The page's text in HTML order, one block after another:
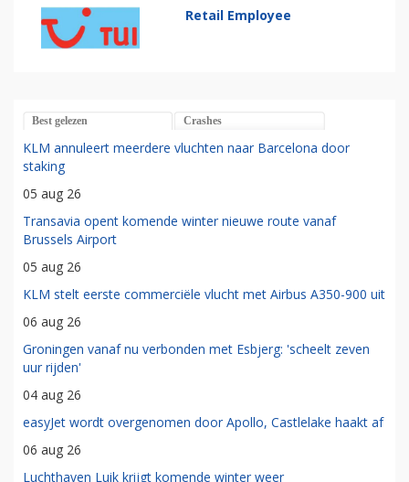
Retail Employee
Best gelezen Crashes
KLM annuleert meerdere vluchten naar Barcelona door
staking
05 aug 26
Transavia opent komende winter nieuwe route vanaf
Brussels Airport
05 aug 26
KLM stelt eerste commerciële vlucht met Airbus A350-900 uit
06 aug 26
Groningen vanaf nu verbonden met Esbjerg: 'scheelt zeven
uur rijden'
04 aug 26
easyJet wordt overgenomen door Apollo, Castlelake haakt af
06 aug 26
Luchthaven Luik krijgt komende winter weer